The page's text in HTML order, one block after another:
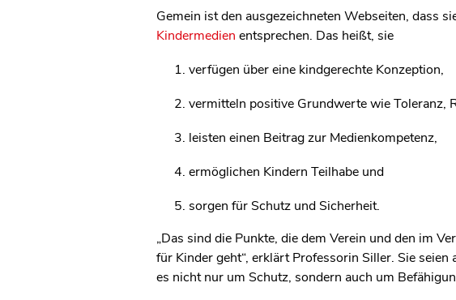
Gemein ist den ausgezeichneten Webseiten, dass
Kindermedien entsprechen. Das heißt, sie
verfügen über eine kindgerechte Konzeption,
vermitteln positive Grundwerte wie Toleranz,
leisten einen Beitrag zur Medienkompetenz,
ermöglichen Kindern Teilhabe und
sorgen für Schutz und Sicherheit.
„Das sind die Punkte, die dem Verein und den im
für Kinder geht“, erklärt Professorin Siller. Sie
es nicht nur um Schutz, sondern auch um